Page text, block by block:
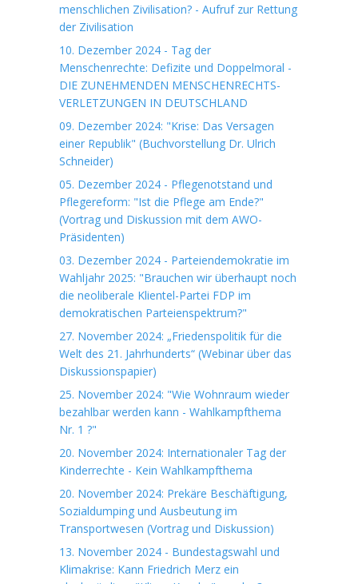
menschlichen Zivilisation? - Aufruf zur Rettung
der Zivilisation
10. Dezember 2024 - Tag der
Menschenrechte: Defizite und Doppelmoral -
DIE ZUNEHMENDEN MENSCHENRECHTS-
VERLETZUNGEN IN DEUTSCHLAND
09. Dezember 2024: "Krise: Das Versagen
einer Republik" (Buchvorstellung Dr. Ulrich
Schneider)
05. Dezember 2024 - Pflegenotstand und
Pflegereform: "Ist die Pflege am Ende?"
(Vortrag und Diskussion mit dem AWO-
Präsidenten)
03. Dezember 2024 - Parteiendemokratie im
Wahljahr 2025: "Brauchen wir überhaupt noch
die neoliberale Klientel-Partei FDP im
demokratischen Parteienspektrum?"
27. November 2024: „Friedenspolitik für die
Welt des 21. Jahrhunderts“ (Webinar über das
Diskussionspapier)
25. November 2024: "Wie Wohnraum wieder
bezahlbar werden kann - Wahlkampfthema
Nr. 1 ?"
20. November 2024: Internationaler Tag der
Kinderrechte - Kein Wahlkampfthema
20. November 2024: Prekäre Beschäftigung,
Sozialdumping und Ausbeutung im
Transportwesen (Vortrag und Diskussion)
13. November 2024 - Bundestagswahl und
Klimakrise: Kann Friedrich Merz ein